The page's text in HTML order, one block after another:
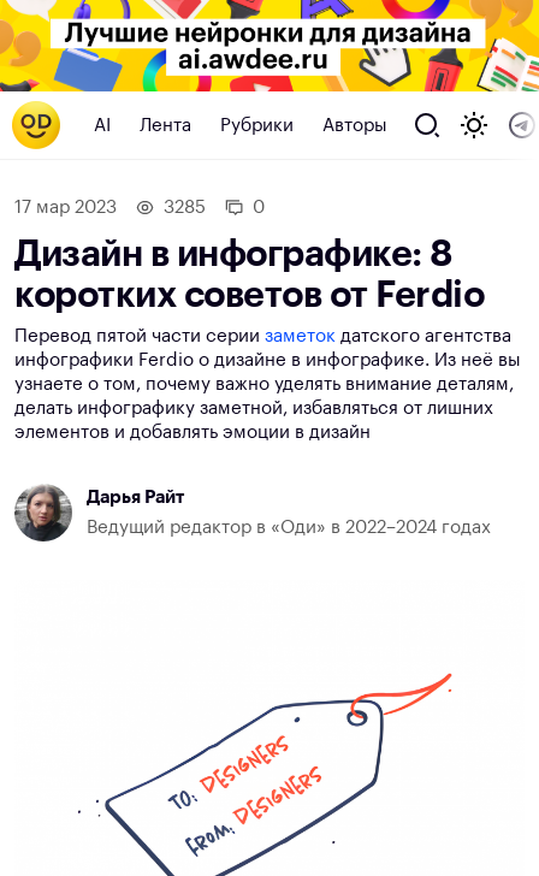
AI Лента Рубрики Авторы
17 мар 2023 3285 0
Дизайн в инфографике: 8
коротких советов от Ferdio
Перевод пятой части серии заметок датского агентства
инфографики Ferdio о дизайне в инфографике. Из неё вы
узнаете о том, почему важно уделять внимание деталям,
делать инфографику заметной, избавляться от лишних
элементов и добавлять эмоции в дизайн
Дарья Райт
Ведущий редактор в «Оди» в 2022–2024 годах